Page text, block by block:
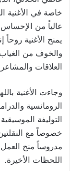
خاصة في الأغنية
عالياً من
يمنح الأغنية
والخوف من
العلاقات
وجاءت الأغنية
الرومانسية
التوليفة
خصوصاً مع النقلتين
مدروساً منح العمل
اللحظات الأخيرة.